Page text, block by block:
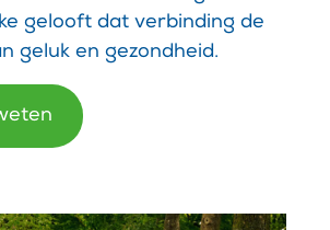
gelooft dat verbinding de
geluk en gezondheid.